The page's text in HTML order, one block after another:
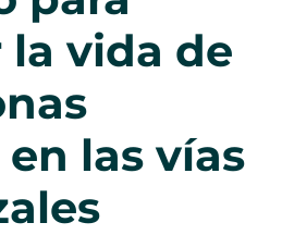
vida de
las vías